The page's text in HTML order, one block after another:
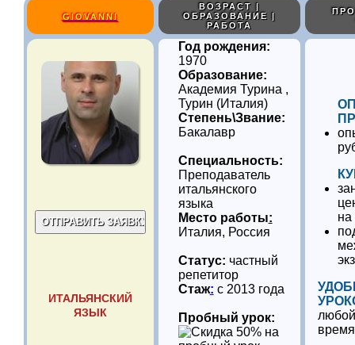
GIOVANNI
ВОЗРАСТ |
ОБРАЗОВАНИЕ |
РАБОТА
ИТАЛЬЯНСКИЙ
ЯЗЫК
Год рождения:
1970
Образование:
Академия Турина ,
Турин (Италия)
Степень\Звание:
Бакалавр
Специальность:
Преподаватель
итальянского
языка
Место работы:
Италия, Россия
Статус: частный
репетитор
Стаж: с 2013 года
Пробный урок:
на
время